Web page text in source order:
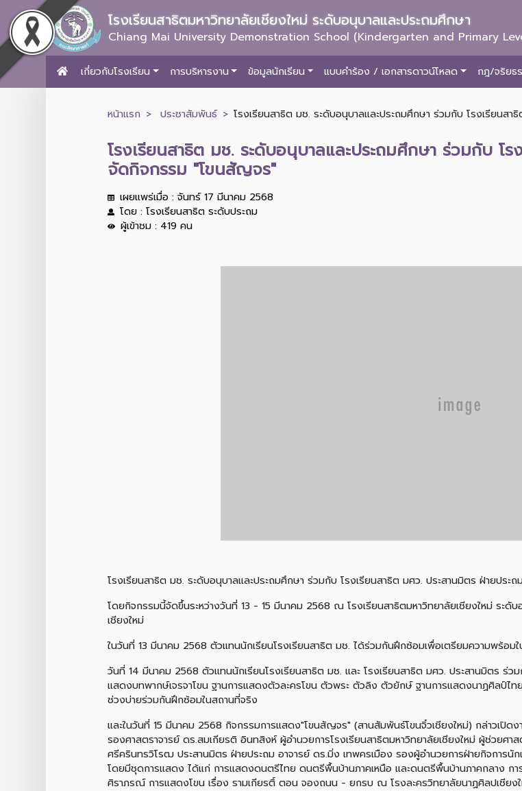
โรงเรียนสาธิตมหาวิทยาลัยเชียงใหม่ ระดับอนุบาลและประถมศึกษา
Chiang Mai University Demonstration School (Kindergarten and Primary
เกี่ยวกับโรงเรียน การบริหารงาน ข้อมูลนักเรียน แบบคำร้อง / เอกสารดาวน์โหลด กฎ/จริยธ
หน้าแรก ประชาสัมพันธ์ โรงเรียนสาธิต มช. ระดับอนุบาลและประถมศึกษา ร่วมกับ โรงเรียนส
โรงเรียนสาธิต มช. ระดับอนุบาลและประถมศึกษา ร่วมกับ โ
จัดกิจกรรม "โขนสัญจร"
เผยแพร่เมื่อ : จันทร์ 17 มีนาคม 2568
โดย : โรงเรียนสาธิต ระดับประถม
ผู้เข้าชม : 419 คน
โรงเรียนสาธิต มช. ระดับอนุบาลและประถมศึกษา ร่วมกับ โรงเรียนสาธิต มศว. ประสานมิตร ฝ่ายปร
โดยกิจกรรมนี้จัดขึ้นระหว่างวันที่ 13 - 15 มีนาคม 2568 ณ โรงเรียนสาธิตมหาวิทยาลัยเชียงใหม่ ระดั
เชียงใหม่
ในวันที่ 13 มีนาคม 2568 ตัวแทนนักเรียนโรงเรียนสาธิต มช. ได้ร่วมกันฝึกซ้อมเพื่อเตรียมความพร้อม
วันที่ 14 มีนาคม 2568 ตัวแทนนักเรียนโรงเรียนสาธิต มช. และ โรงเรียนสาธิต มศว. ประสานมิตร
แสดงบทพากษ์เจรจาโขน ฐานการแสดงตัวละครโขน ตัวพระ ตัวลิง ตัวยักษ์ ฐานการแสดงนาฏศิลป์ไ
ช่วงบ่ายร่วมกันฝึกซ้อมในสถานที่จริง
และในวันที่ 15 มีนาคม 2568 กิจกรรมการแสดง"โขนสัญจร" (สานสัมพันธ์โขนจิ๋วเชียงใหม่) กล่าว
รองศาสตราจารย์ ดร.สมเกียรติ อินทสิงห์ ผู้อำนวยการโรงเรียนสาธิตมหาวิทยาลัยเชียงใหม่ ผู้ช่วยศ
ศรีครินทรวิโรฒ ประสานมิตร ฝ่ายประถม อาจารย์ ดร.มิ่ง เทพครเมือง รองผู้อำนวยการฝ่ายกิจการ
โดยมีชุดการแสดง ได้แก่ การแสดงดนตรีไทย ดนตรีพื้นบ้านภาคเหนือ และดนตรีพื้นบ้านภาคกลาง ก
ศิราภรณ์ การแสดงโขน เรื่อง รามเกียรติ์ ตอน จองถนน - ยกรบ ณ โรงละครวิทยาลัยนาฏศิลปเชียง